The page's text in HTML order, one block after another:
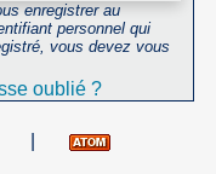
enregistrer au
personnel qui
vous devez vous
oublié ?